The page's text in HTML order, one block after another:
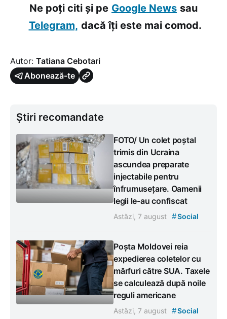
Ne poți citi și pe Google News sau
Telegram, dacă îți este mai comod.
Autor: Tatiana Cebotari
Abonează-te
Știri recomandate
FOTO/ Un colet poștal
trimis din Ucraina
ascundea preparate
injectabile pentru
înfrumusețare. Oamenii
legii le-au confiscat
Astăzi, 7 august #Social
Poșta Moldovei reia
expedierea coletelor cu
mărfuri către SUA. Taxele
se calculează după noile
reguli americane
Astăzi, 7 august #Social